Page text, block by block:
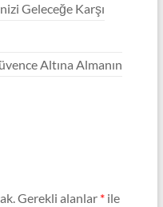
Geleceğe Karşı
Altına Almanın
Gerekli alanlar *ile